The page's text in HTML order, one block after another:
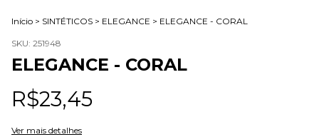
Início > SINTÉTICOS > ELEGANCE > ELEGANCE - CORAL
SKU: 251948
ELEGANCE - CORAL
R$23,45
Ver mais detalhes